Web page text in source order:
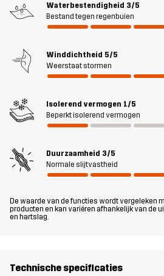
andere kleine spullen - twee ruime
de rug en twee zakken met rits. De
graag alle spulletjes van je harige
handbereik hebt, is de Responder
Pasvorm REGULAR
Materiaal 100% Polyester
achterkant
Waterbestendigheid 3/5
Bestand tegen regenbuien
Winddichtheid 5/5
Weerstaat stormen
Isolerend vermogen 1/5
Beperkt isolerend vermogen
Duurzaamheid 3/5
Normale slijtvastheid
De waarde van de functies wordt vergeleken
producten en kan variëren afhankelijk van de
en hartslag.
Technische specificaties